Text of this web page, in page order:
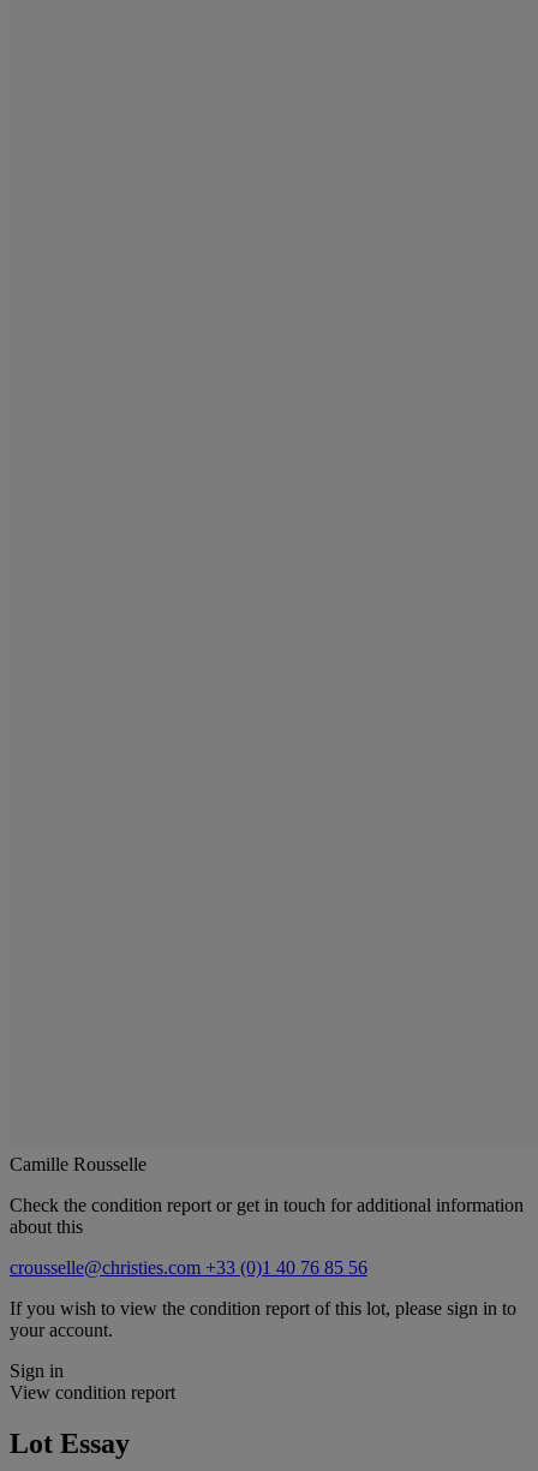
Camille Rousselle
Check the condition report or get in touch for additional information
about this
crousselle@christies.com +33 (0)1 40 76 85 56
If you wish to view the condition report of this lot, please sign in to
your account.
Sign in
View condition report
Lot Essay